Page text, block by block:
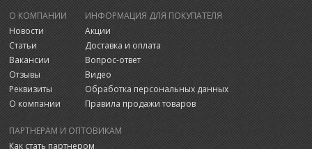
О КОМПАНИИ
Новости
Статьи
Вакансии
Отзывы
Реквизиты
О компании
ИНФОРМАЦИЯ ДЛЯ ПОКУПАТЕЛЯ
Акции
Доставка и оплата
Вопрос-ответ
Видео
Обработка персональных данных
Правила продажи товаров
ПАРТНЕРАМ И ОПТОВИКАМ
Как стать партнером